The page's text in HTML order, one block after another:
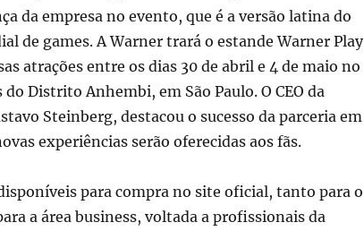
da empresa no evento, que é a versão latina do
de games. A Warner trará o estande Warner Play
atrações entre os dias 30 de abril e 4 de maio no
Distrito Anhembi, em São Paulo. O CEO da
Steinberg, destacou o sucesso da parceria em
experiências serão oferecidas aos fãs.
para compra no site oficial, tanto para o
a área business, voltada a profissionais da